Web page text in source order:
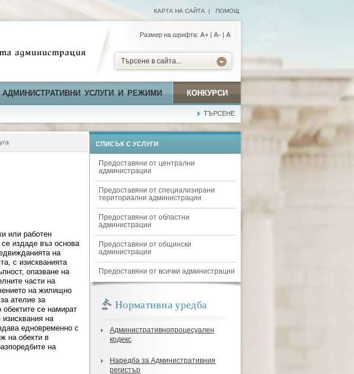
КАРТА НА САЙТА | ПОМОЩ
Размер на шрифта: А+ | A- | A
Търсене в сайта...
АДМИНИСТРАТИВНИ УСЛУГИ И РЕЖИМИ КОНКУРСИ
ТЪРСЕНЕ
или работен
издаде въз основа
на
с изискванията
опазване на
части на
на жилищно
ателие за
се намират
на
едновременно с
на обекти в
на
СПИСЪК С УСЛУГИ
Предоставяни от централни
администрации
Предоставяни от специализирани
териториални администрации
Предоставяни от областни
администрации
Предоставяни от общински
администрации
Предоставяни от всички администрации
Нормативна уредба
Административнопроцесуален
кодекс
Наредба за Административния
регистър